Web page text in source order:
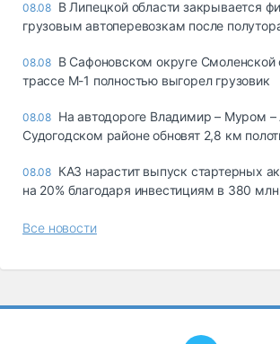
08.08 В Липецкой области закрывается
грузовым автоперевозкам после
08.08 В Сафоновском округе Смоленской
трассе М-1 полностью выгорел грузовик
08.08 На автодороге Владимир – Муром –
Судогодском районе обновят 2,8 км
08.08 КАЗ нарастит выпуск стартерных
на 20% благодаря инвестициям в 380
Все новости